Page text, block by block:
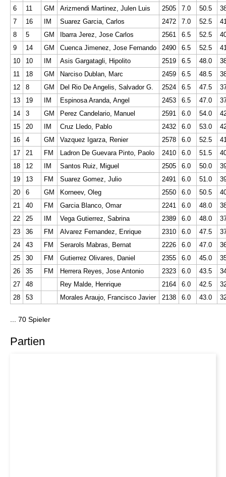
6 11 GM Arizmendi Martinez, Julen Luis 2505 7.0 50.5
7
16 IM Suarez Garcia, Carlos 2472 7.0 52.5
8
5 GM Ibarra Jerez, Jose Carlos 2561 6.5 52.5
9
14 GM Cuenca Jimenez, Jose Fernando 2490 6.5 52.5
10
10 IM Asis Gargatagli, Hipolito 2519 6.5 48.0
11
18 GM Narciso Dublan, Marc 2459 6.5 48.5
12
8 GM Del Rio De Angelis, Salvador G. 2524 6.5 47.5
13
19 IM Espinosa Aranda, Angel 2453 6.5 47.0
14
3 GM Perez Candelario, Manuel 2591 6.0 54.0
15
20 IM Cruz Lledo, Pablo 2432 6.0 53.0
16
4 GM Vazquez Igarza, Renier 2578 6.0 52.5
17
21 FM Ladron De Guevara Pinto, Paolo 2410 6.0 51.5
18
12 IM Santos Ruiz, Miguel 2505 6.0 50.0
19
13 FM Suarez Gomez, Julio 2491 6.0 51.0
20
6 GM Korneev, Oleg 2550 6.0 50.5
21
40 FM Garcia Blanco, Omar 2241 6.0 48.0
22
25 IM Vega Gutierrez, Sabrina 2389 6.0 48.0
23
36 FM Alvarez Fernandez, Enrique 2310 6.0 47.5
24
43 FM Serarols Mabras, Bernat 2226 6.0 47.0
25
30 FM Gutierrez Olivares, Daniel 2355 6.0 45.0
26
35 FM Herrera Reyes, Jose Antonio 2323 6.0 43.5
27
48 Rey Malde, Henrique 2164 6.0 42.5
28
53 Morales Araujo, Francisco Javier 2138 6.0 43.0
... 70 Spieler
Partien